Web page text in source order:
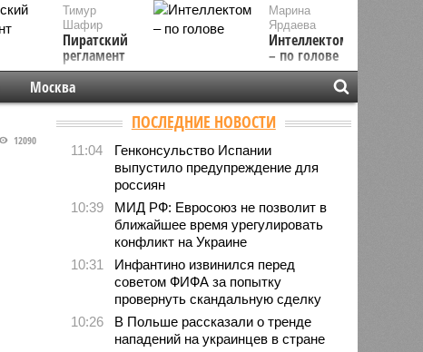
Марина
Ярдаева
Интеллектом
– по голове
Тимур
Шафир
Пиратский
регламент
Москва
12090
ПОСЛЕДНИЕ НОВОСТИ
11:04
Генконсульство Испании
выпустило предупреждение для
россиян
10:39
МИД РФ: Евросоюз не позволит в
ближайшее время урегулировать
конфликт на Украине
10:31
Инфантино извинился перед
советом ФИФА за попытку
провернуть скандальную сделку
10:26
В Польше рассказали о тренде
нападений на украинцев в стране